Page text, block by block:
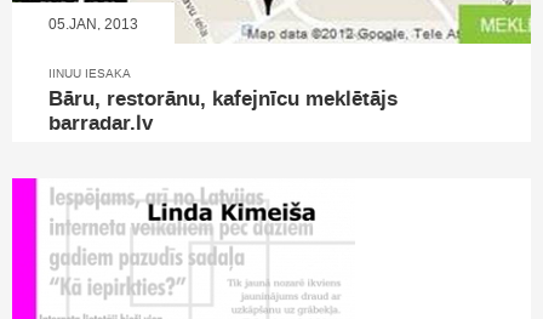
05.JAN, 2013
IINUU IESAKA
Bāru, restorānu, kafejnīcu meklētājs
barradar.lv